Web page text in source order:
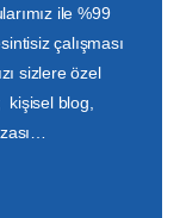
ile %99
çalışması
sizlere özel
kişisel blog,